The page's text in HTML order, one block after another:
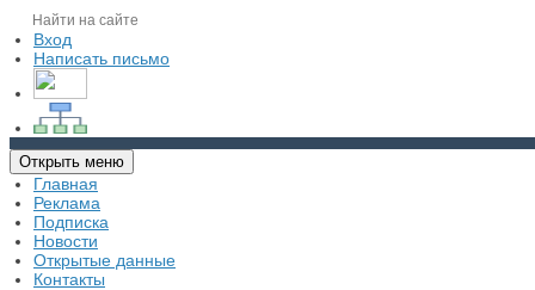
Вход
Написать письмо
Открыть меню
Главная
Реклама
Подписка
Новости
Открытые данные
Контакты